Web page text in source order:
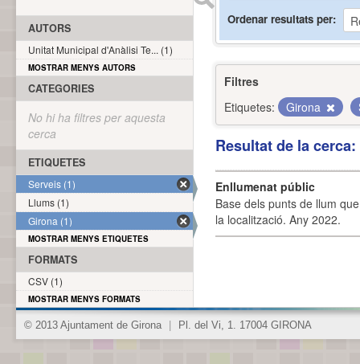
Ordenar resultats per
Filtres
Etiquetes:
Girona
Resultat de la
Enllumenat públic
Base dels punts de llum
la localització. Any 2022.
AUTORS
Unitat Municipal d'Anàlisi Te... (1)
MOSTRAR MENYS AUTORS
CATEGORIES
No hi ha filtres per aquesta
cerca
ETIQUETES
Serveis (1)
Llums (1)
Girona (1)
MOSTRAR MENYS ETIQUETES
FORMATS
CSV (1)
MOSTRAR MENYS FORMATS
© 2013 Ajuntament de Girona Pl. del Vi, 1. 17004 GIRONA